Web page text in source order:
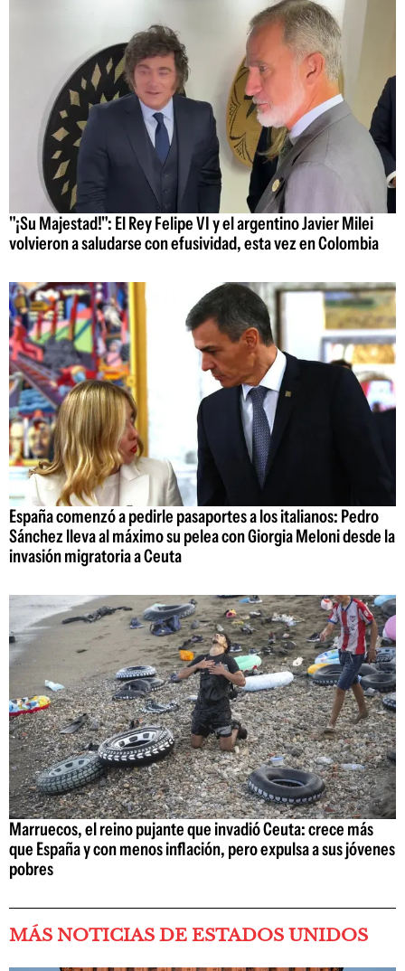
"¡Su Majestad!": El Rey Felipe VI y el argentino Javier Milei
volvieron a saludarse con efusividad, esta vez en Colombia
España comenzó a pedirle pasaportes a los italianos: Pedro
Sánchez lleva al máximo su pelea con Giorgia Meloni desde la
invasión migratoria a Ceuta
Marruecos, el reino pujante que invadió Ceuta: crece más
que España y con menos inflación, pero expulsa a sus jóvenes
pobres
MÁS NOTICIAS DE ESTADOS UNIDOS